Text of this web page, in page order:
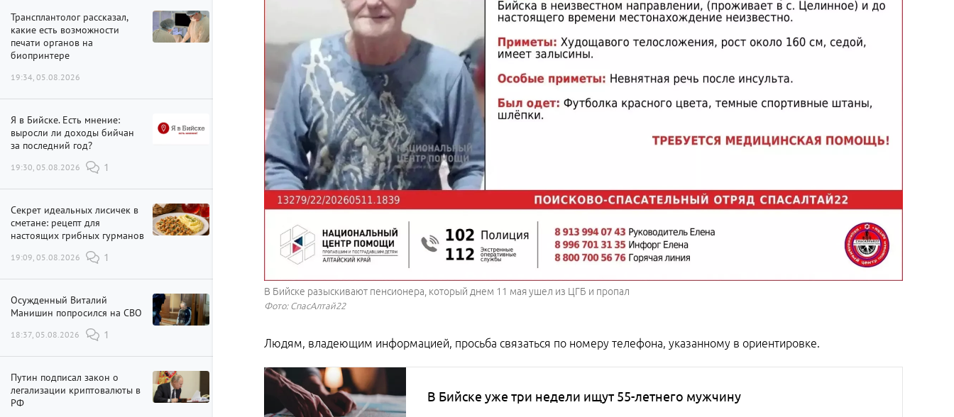
Трансплантолог рассказал,
какие есть возможности
печати органов на
биопринтере
19:34, 05.08.2026
Я в Бийске. Есть мнение:
выросли ли доходы бийчан
за последний год?
19:30, 05.08.2026 1
Секрет идеальных лисичек в
сметане: рецепт для
настоящих грибных гурманов
19:09, 05.08.2026 1
Осужденный Виталий
Манишин попросился на СВО
18:37, 05.08.2026 1
Путин подписал закон о
легализации криптовалюты в
РФ
В Бийске разыскивают пенсионера, который днем 11 мая ушел из ЦГБ и пропал
Фото: СпасАлтай22
Людям, владеющим информацией, просьба связаться по номеру телефона, указанному в ориентировке.
В Бийске уже три недели ищут 55-летнего мужчину